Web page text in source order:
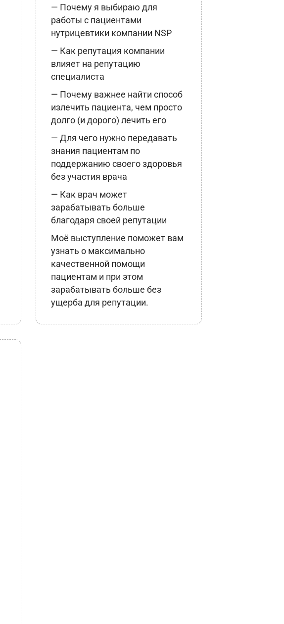
— Почему я выбираю для
работы с пациентами
нутрицевтики компании NSP
— Как репутация компании
влияет на репутацию
специалиста
— Почему важнее найти способ
излечить пациента, чем просто
долго (и дорого) лечить его
— Для чего нужно передавать
знания пациентам по
поддержанию своего здоровья
без участия врача
— Как врач может
зарабатывать больше
благодаря своей репутации
Моё выступление поможет вам
узнать о максимально
качественной помощи
пациентам и при этом
зарабатывать больше без
ущерба для репутации.